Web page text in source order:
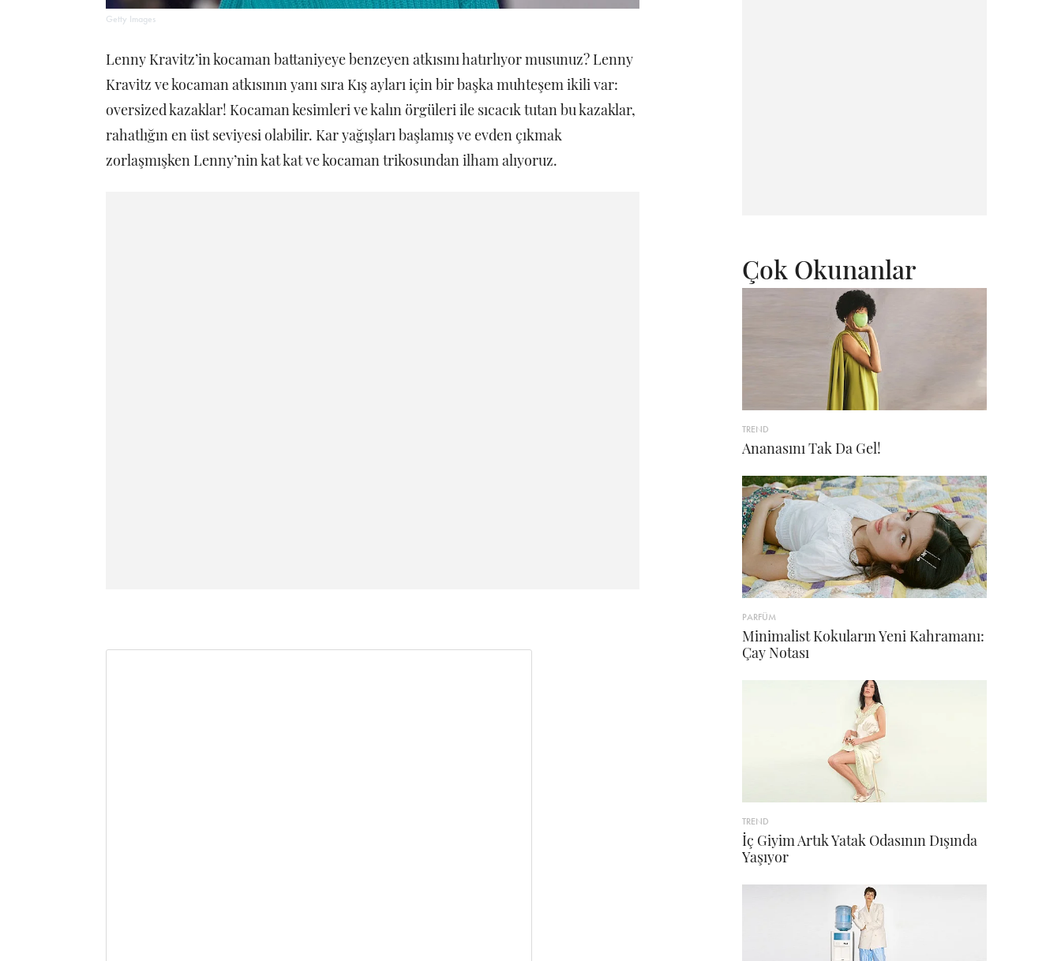
Getty Images
Lenny Kravitz’in kocaman battaniyeye benzeyen atkısını hatırlıyor musunuz? Lenny
Kravitz ve kocaman atkısının yanı sıra Kış ayları için bir başka muhteşem ikili var:
oversized kazaklar! Kocaman kesimleri ve kalın örgüleri ile sıcacık tutan bu kazaklar,
rahatlığın en üst seviyesi olabilir. Kar yağışları başlamış ve evden çıkmak
zorlaşmışken Lenny’nin kat kat ve kocaman trikosundan ilham alıyoruz.
Çok Okunanlar
TREND
Ananasını Tak Da Gel!
PARFÜM
Minimalist Kokuların Yeni Kahramanı:
Çay Notası
TREND
İç Giyim Artık Yatak Odasının Dışında
Yaşıyor